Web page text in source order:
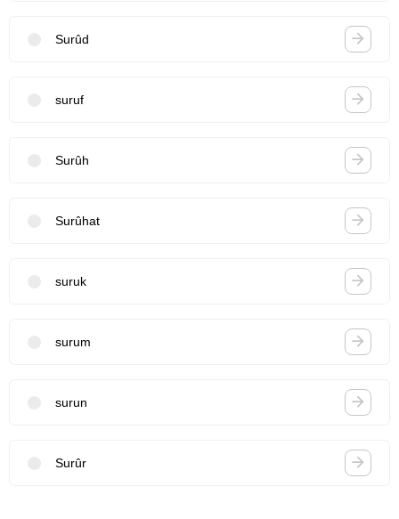
Surûd
suruf
Surûh
Surûhat
suruk
surum
surun
Surûr